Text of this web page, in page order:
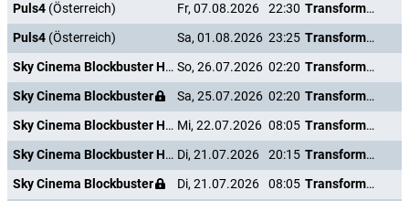
Puls4 (Österreich) Fr, 07.08.2026 22:30
Transformers: The Last Knight
Puls4 (Österreich) Sa, 01.08.2026 23:25
Transformers: The Last Knight
Sky Cinema Blockbuster HD +24 So, 26.07.2026 02:20
Transformers: The Last Knight
Sky Cinema Blockbuster
Sa, 25.07.2026 02:20
Transformers: The Last Knight
Sky Cinema Blockbuster HD +24 Mi, 22.07.2026 08:05
Transformers: The Last Knight
Sky Cinema Blockbuster HD +24 Di, 21.07.2026 20:15
Transformers: The Last Knight
Sky Cinema Blockbuster
Di, 21.07.2026 08:05 Transformers: The Last Knight